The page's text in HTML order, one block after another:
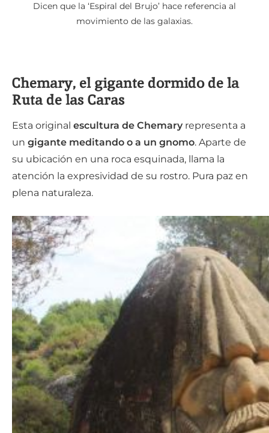
Dicen que la ‘Espiral del Brujo’ hace referencia al
movimiento de las galaxias.
Chemary, el gigante dormido de la
Ruta de las Caras
Esta original escultura de Chemary representa a
un gigante meditando o a un gnomo. Aparte de
su ubicación en una roca esquinada, llama la
atención la expresividad de su rostro. Pura paz en
plena naturaleza.